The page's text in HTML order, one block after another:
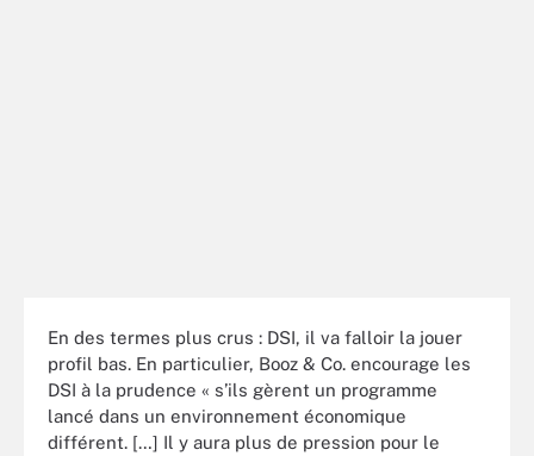
En des termes plus crus : DSI, il va falloir la jouer
profil bas. En particulier, Booz & Co. encourage les
DSI à la prudence « s’ils gèrent un programme
lancé dans un environnement économique
différent. […] Il y aura plus de pression pour le